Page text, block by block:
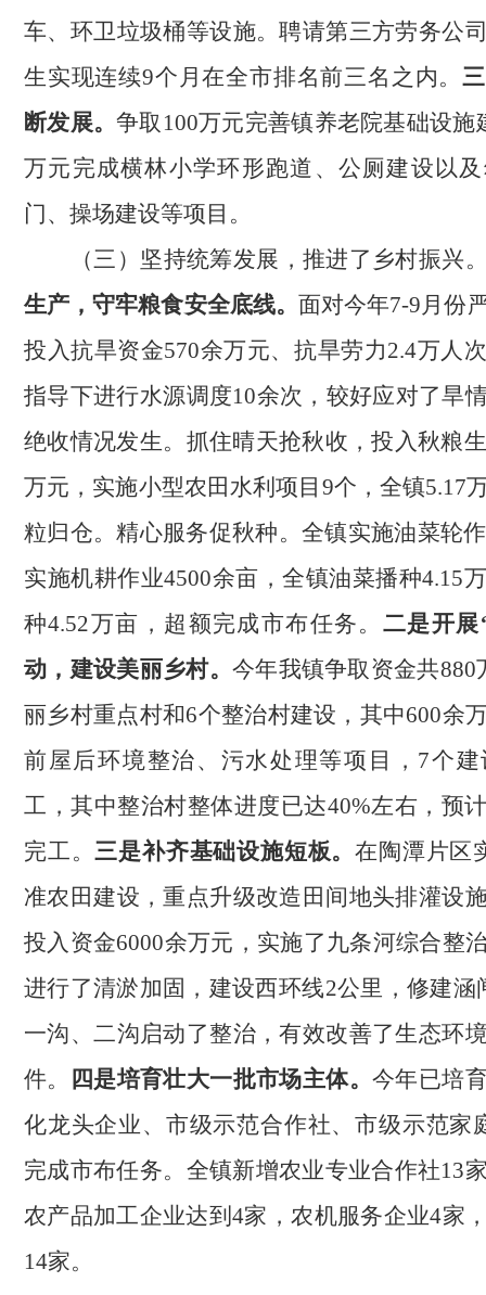
车、环卫垃圾桶等设施。聘请第三方劳务公
生实现连续9个月在全市排名前三名之内。
断发展。争取 100万元完善镇养老院基础设施
万元完成横林小学环形跑道、公厕建设以
门、操场建设等项目。
（三）坚持统筹发展，推进了乡村振兴
生产，守牢粮食安全底线。 面对今年7-9月份
投入抗旱资金570余万元、抗旱劳力2.4万人
指导下进行水源调度10余次，较好应对了旱
绝收情况发生。抓住晴天抢秋收，投入秋粮
万元，实施小型农田水利项目9个，全镇5.17
粒归仓。精心服务促秋种。全镇实施油菜轮
实施机耕作业4500余亩，全镇油菜播种4.15
种4.52万亩，超额完成市布任务。 二是开展
动，建设美丽乡村。 今年我镇争取资金共880
丽乡村重点村和6个整治村建设，其中600余
前屋后环境整治、污水处理等项目，7个
工，其中整治村整体进度已达40%左右，预
完工。三是补齐基础设施短板。在陶潭片区
准农田建设，重点升级改造田间地头排灌设
投入资金6000余万元，实施了九条河综合整
进行了清淤加固，建设西环线2公里，修建涵
一沟、二沟启动了整治，有效改善了生态环
件。
四是培育壮大一批市场主体。今年已培
化龙头企业、市级示范合作社、市级示范家
完成市布任务。全镇新增农业专业合作社13
农产品加工企业达到4家，农机服务企业4家
14家。